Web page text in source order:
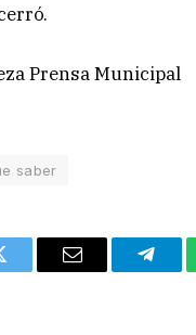
Prensa Municipal
saber
Email